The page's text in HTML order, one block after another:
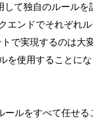
て独自のルール
エンドでそれぞれ
で実現するのは大
を使用することに
ルをすべて任せる